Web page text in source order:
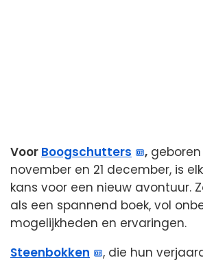
Voor Boogschutters ,
november en 21 december, is
kans voor een nieuw avontuur.
als een spannend boek, vol
mogelijkheden en ervaringen.
Steenbokken
, die hun